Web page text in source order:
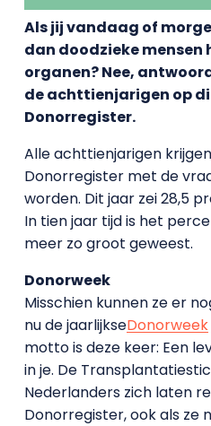
Als jij vandaag of
dan doodzieke mensen
organen? Nee,
de achttienjarigen op
Donorregister.
Alle achttienjarigen
Donorregister met de
worden. Dit jaar zei 28,5
In tien jaar tijd is het
meer zo groot geweest.
Donorweek
Misschien kunnen ze er
nu de jaarlijkseDonorweek
motto is deze keer: Een
in je. De
Nederlanders zich laten
Donorregister, ook als ze